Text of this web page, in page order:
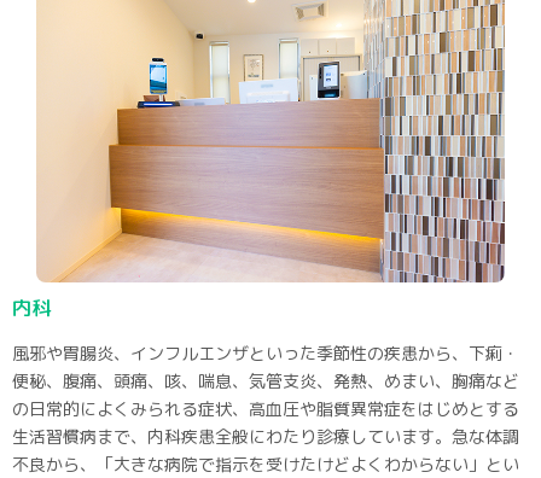
内科
風邪や胃腸炎、インフルエンザといった季節性の疾患から、下痢・
便秘、腹痛、頭痛、咳、喘息、気管支炎、発熱、めまい、胸痛など
の日常的によくみられる症状、高血圧や脂質異常症をはじめとする
生活習慣病まで、内科疾患全般にわたり診療しています。急な体調
不良から、「大きな病院で指示を受けたけどよくわからない」とい